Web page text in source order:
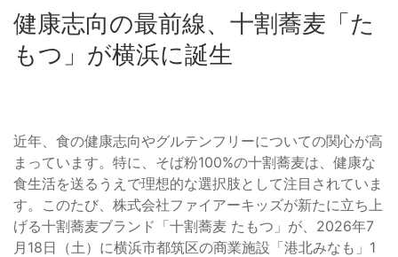
健康志向の最前線、十割蕎麦「た
もつ」が横浜に誕生
近年、食の健康志向やグルテンフリーについての関心が高
まっています。特に、そば粉100%の十割蕎麦は、健康な
食生活を送るうえで理想的な選択肢として注目されていま
す。このたび、株式会社ファイアーキッズが新たに立ち上
げる十割蕎麦ブランド「十割蕎麦 たもつ」が、2026年7
月18日（土）に横浜市都筑区の商業施設「港北みなも」1